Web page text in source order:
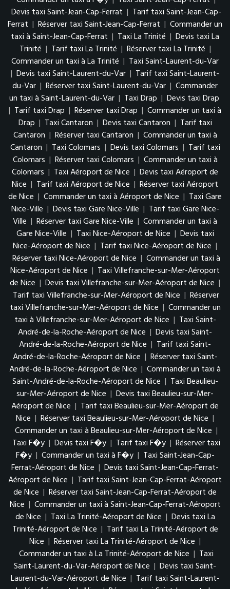
Devis taxi Saint-Jean-Cap-Ferrat | Tarif taxi Saint-Jean-Cap-
Ferrat | Réserver taxi Saint-Jean-Cap-Ferrat | Commander un
taxi à Saint-Jean-Cap-Ferrat | Taxi La Trinité | Devis taxi La
Trinité | Tarif taxi La Trinité | Réserver taxi La Trinité |
Commander un taxi à La Trinité | Taxi Saint-Laurent-du-Var
| Devis taxi Saint-Laurent-du-Var | Tarif taxi Saint-Laurent-
du-Var | Réserver taxi Saint-Laurent-du-Var | Commander
un taxi à Saint-Laurent-du-Var | Taxi Drap | Devis taxi Drap
| Tarif taxi Drap | Réserver taxi Drap | Commander un taxi à
Drap | Taxi Cantaron | Devis taxi Cantaron | Tarif taxi
Cantaron | Réserver taxi Cantaron | Commander un taxi à
Cantaron | Taxi Colomars | Devis taxi Colomars | Tarif taxi
Colomars | Réserver taxi Colomars | Commander un taxi à
Colomars | Taxi Aéroport de Nice | Devis taxi Aéroport de
Nice | Tarif taxi Aéroport de Nice | Réserver taxi Aéroport
de Nice | Commander un taxi à Aéroport de Nice | Taxi Gare
Nice-Ville | Devis taxi Gare Nice-Ville | Tarif taxi Gare Nice-
Ville | Réserver taxi Gare Nice-Ville | Commander un taxi à
Gare Nice-Ville | Taxi Nice-Aéroport de Nice | Devis taxi
Nice-Aéroport de Nice | Tarif taxi Nice-Aéroport de Nice |
Réserver taxi Nice-Aéroport de Nice | Commander un taxi à
Nice-Aéroport de Nice | Taxi Villefranche-sur-Mer-Aéroport
de Nice | Devis taxi Villefranche-sur-Mer-Aéroport de Nice |
Tarif taxi Villefranche-sur-Mer-Aéroport de Nice | Réserver
taxi Villefranche-sur-Mer-Aéroport de Nice | Commander un
taxi à Villefranche-sur-Mer-Aéroport de Nice | Taxi Saint-
André-de-la-Roche-Aéroport de Nice | Devis taxi Saint-
André-de-la-Roche-Aéroport de Nice | Tarif taxi Saint-
André-de-la-Roche-Aéroport de Nice | Réserver taxi Saint-
André-de-la-Roche-Aéroport de Nice | Commander un taxi à
Saint-André-de-la-Roche-Aéroport de Nice | Taxi Beaulieu-
sur-Mer-Aéroport de Nice | Devis taxi Beaulieu-sur-Mer-
Aéroport de Nice | Tarif taxi Beaulieu-sur-Mer-Aéroport de
Nice | Réserver taxi Beaulieu-sur-Mer-Aéroport de Nice |
Commander un taxi à Beaulieu-sur-Mer-Aéroport de Nice |
Taxi F�y | Devis taxi F�y | Tarif taxi F�y | Réserver taxi
F�y | Commander un taxi à F�y | Taxi Saint-Jean-Cap-
Ferrat-Aéroport de Nice | Devis taxi Saint-Jean-Cap-Ferrat-
Aéroport de Nice | Tarif taxi Saint-Jean-Cap-Ferrat-Aéroport
de Nice | Réserver taxi Saint-Jean-Cap-Ferrat-Aéroport de
Nice | Commander un taxi à Saint-Jean-Cap-Ferrat-Aéroport
de Nice | Taxi La Trinité-Aéroport de Nice | Devis taxi La
Trinité-Aéroport de Nice | Tarif taxi La Trinité-Aéroport de
Nice | Réserver taxi La Trinité-Aéroport de Nice |
Commander un taxi à La Trinité-Aéroport de Nice | Taxi
Saint-Laurent-du-Var-Aéroport de Nice | Devis taxi Saint-
Laurent-du-Var-Aéroport de Nice | Tarif taxi Saint-Laurent-